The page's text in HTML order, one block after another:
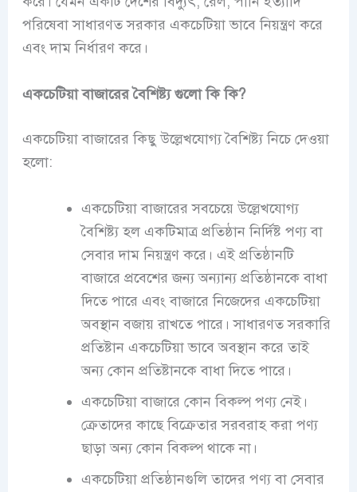
পরিষেবা সাধারণত সরকার একচেটিয়া ভাবে নিয়ন্ত্রণ করে
এবং দাম নির্ধারণ করে।
একচেটিয়া বাজারের বৈশিষ্ট্য গুলো কি কি?
একচেটিয়া বাজারের কিছু উল্লেখযোগ্য বৈশিষ্ট্য নিচে দেওয়া
হলো:
একচেটিয়া বাজারের সবচেয়ে উল্লেখযোগ্য
বৈশিষ্ট্য হল একটিমাত্র প্রতিষ্ঠান নির্দিষ্ট পণ্য বা
সেবার দাম নিয়ন্ত্রণ করে। এই প্রতিষ্ঠানটি
বাজারে প্রবেশের জন্য অন্যান্য প্রতিষ্ঠানকে বাধা
দিতে পারে এবং বাজারে নিজেদের একচেটিয়া
অবস্থান বজায় রাখতে পারে। সাধারণত সরকারি
প্রতিষ্টান একচেটিয়া ভাবে অবস্থান করে তাই
অন্য কোন প্রতিষ্টানকে বাধা দিতে পারে।
একচেটিয়া বাজারে কোন বিকল্প পণ্য নেই।
ক্রেতাদের কাছে বিক্রেতার সরবরাহ করা পণ্য
ছাড়া অন্য কোন বিকল্প থাকে না।
একচেটিয়া প্রতিষ্ঠানগুলি তাদের পণ্য বা সেবার